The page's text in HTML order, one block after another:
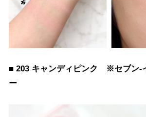
■ 203 キャンディピンク ※セブン-
ー